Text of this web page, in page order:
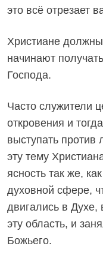
это всё отрезает
Христиане должны
начинают
Господа.
Часто служители
откровения и
выступать
эту тему
ясность так же,
духовной сфере,
двигались в
эту область, и
Божьего.